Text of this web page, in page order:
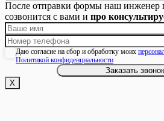
После отправки формы наш инженер
созвонится с вами и про
Даю согласие на сбор и обработку моих
Политикой конфиденциальности
Х